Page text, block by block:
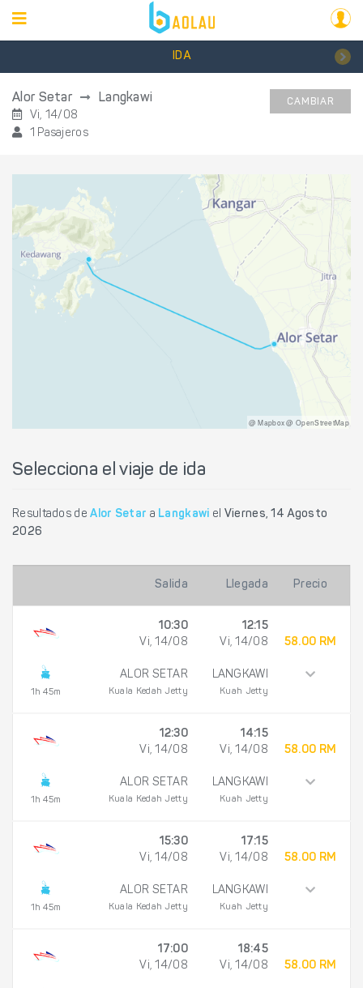
IDA
Alor Setar Langkawi
Vi, 14/08
1 Pasajeros
CAMBIAR
@ Mapbox @ OpenStreetMap
Selecciona el viaje de ida
Resultados deAlor Setar a Langkawi el Viernes, 14 Agosto
2026
Salida Llegada Precio
1h 45m
10:30
Vi, 14/08
ALOR SETAR
Kuala Kedah Jetty
12:15
Vi, 14/08
LANGKAWI
Kuah Jetty
58.00 RM
1h 45m
12:30
Vi, 14/08
ALOR SETAR
Kuala Kedah Jetty
14:15
Vi, 14/08
LANGKAWI
Kuah Jetty
58.00 RM
1h 45m
15:30
Vi, 14/08
ALOR SETAR
Kuala Kedah Jetty
17:15
Vi, 14/08
LANGKAWI
Kuah Jetty
58.00 RM
17:00
Vi, 14/08
18:45
Vi, 14/08
58.00 RM